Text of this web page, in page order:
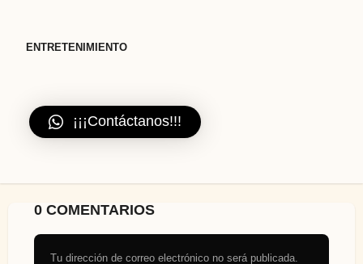
ENTRETENIMIENTO
¡¡¡Contáctanos!!!
0 COMENTARIOS
Tu dirección de correo electrónico no será publicada.